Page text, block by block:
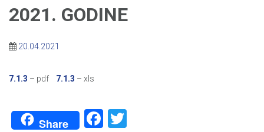
2021. GODINE
20.04.2021
7.1.3 – pdf 7.1.3 – xls
Share Facebook